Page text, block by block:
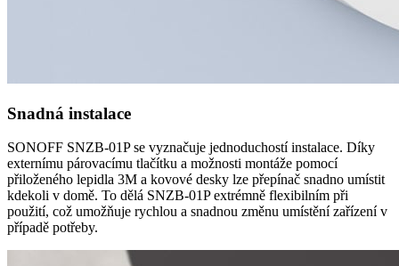
Snadná instalace
SONOFF SNZB-01P se vyznačuje jednoduchostí instalace. Díky
externímu párovacímu tlačítku a možnosti montáže pomocí
přiloženého lepidla 3M a kovové desky lze přepínač snadno umístit
kdekoli v domě. To dělá SNZB-01P extrémně flexibilním při
použití, což umožňuje rychlou a snadnou změnu umístění zařízení v
případě potřeby.